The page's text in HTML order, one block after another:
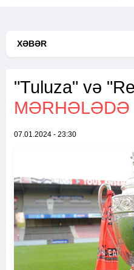
XƏBƏR
"Tuluza" və
MƏRHƏLƏDƏ
07.01.2024 - 23:30